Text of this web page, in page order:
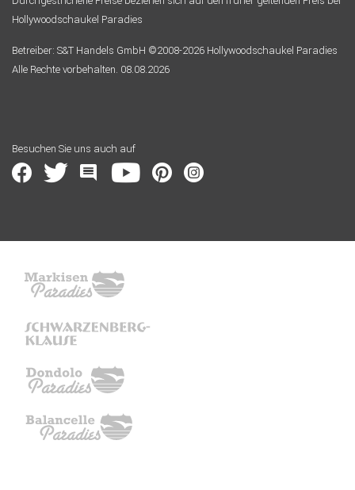
Hollywoodschaukel Paradies
Betreiber: S&T Handels GmbH ©2008-2026 Hollywoodschaukel Paradies
Alle Rechte vorbehalten. 08.08.2026
Besuchen Sie uns auch auf